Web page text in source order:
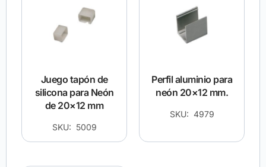
Juego tapón de
silicona para Neón
de 20×12 mm
SKU: 5009
Perfil aluminio para
neón 20×12 mm.
SKU: 4979